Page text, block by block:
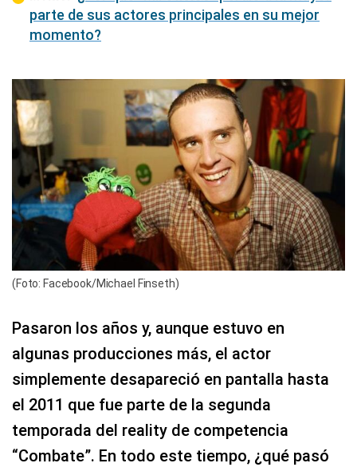
parte de sus actores principales en su mejor
momento?
(Foto: Facebook/Michael Finseth)
Pasaron los años y, aunque estuvo en
algunas producciones más, el actor
simplemente desapareció en pantalla hasta
el 2011 que fue parte de la segunda
temporada del reality de competencia
“Combate”. En todo este tiempo, ¿qué pasó